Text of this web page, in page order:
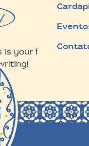
is your first post.